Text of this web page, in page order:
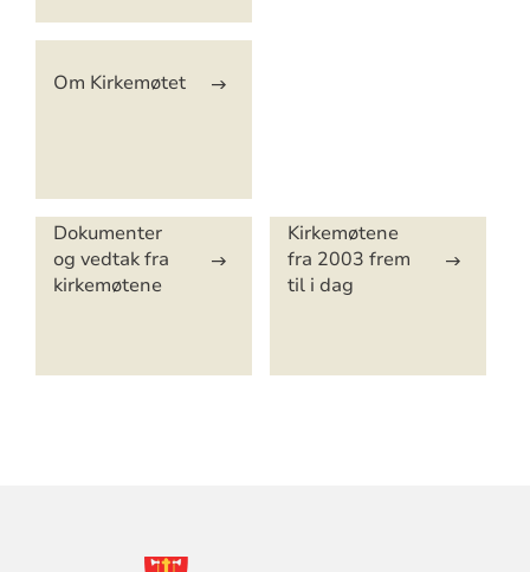
Om Kirkemøtet
Dokumenter
og vedtak fra
kirkemøtene
Kirkemøtene
fra 2003 frem
til i dag